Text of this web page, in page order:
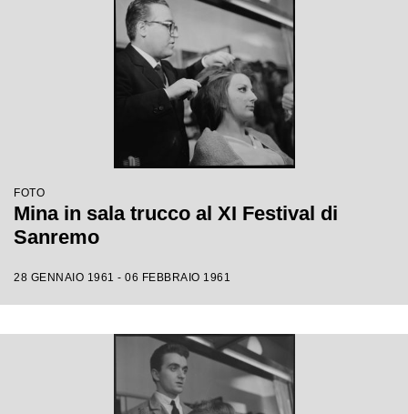
FOTO
Mina in sala trucco al XI Festival di
Sanremo
28 GENNAIO 1961 - 06 FEBBRAIO 1961